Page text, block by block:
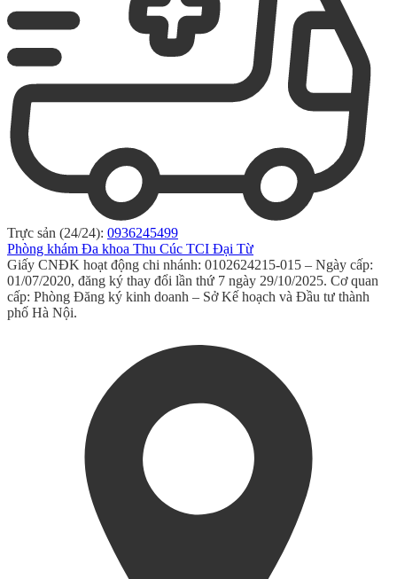
Trực sản (24/24): 0936245499
Phòng khám Đa khoa Thu Cúc TCI Đại Từ
Giấy CNĐK hoạt động chi nhánh: 0102624215-015 – Ngày cấp:
01/07/2020, đăng ký thay đổi lần thứ 7 ngày 29/10/2025. Cơ quan
cấp: Phòng Đăng ký kinh doanh – Sở Kế hoạch và Đầu tư thành
phố Hà Nội.